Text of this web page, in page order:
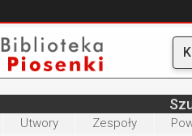
Utwory Zespoły